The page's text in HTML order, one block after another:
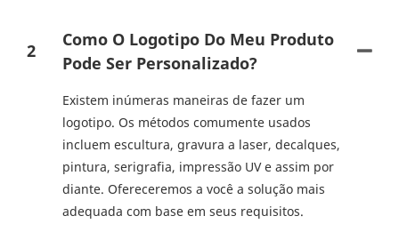
2
Como O Logotipo Do Meu Produto
Pode Ser Personalizado?
Existem inúmeras maneiras de fazer um
logotipo. Os métodos comumente usados ​​
incluem escultura, gravura a laser, decalques,
pintura, serigrafia, impressão UV e assim por
diante. Ofereceremos a você a solução mais
adequada com base em seus requisitos.